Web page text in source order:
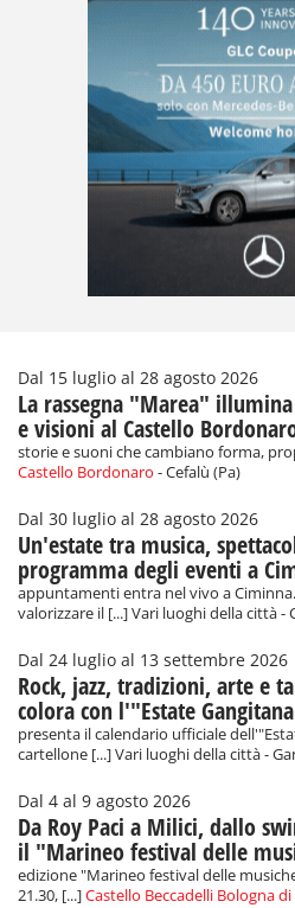
Dal 15 luglio al 28 agosto 2026
La rassegna "Marea"
e visioni al Castello
storie e suoni che cambiano forma,
Castello Bordonaro - Cefalù (Pa)
Dal 30 luglio al 28 agosto 2026
Un'estate tra musica,
programma degli eventi a
appuntamenti entra nel vivo a
valorizzare il [...] Vari luoghi della città -
Dal 24 luglio al 13 settembre 2026
Rock, jazz, tradizioni, arte e
colora con l'"Estate
presenta il calendario ufficiale
cartellone [...] Vari luoghi della città -
Dal 4 al 9 agosto 2026
Da Roy Paci a Milici, dallo
il "Marineo festival delle
edizione "Marineo festival delle
21.30, [...]Castello Beccadelli Bologna